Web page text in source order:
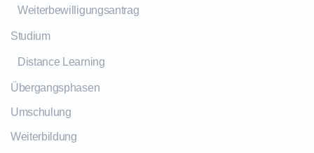
Weiterbewilligungsantrag
Studium
Distance Learning
Übergangsphasen
Umschulung
Weiterbildung